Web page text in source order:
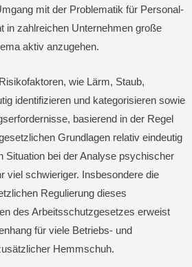
mit der Problematik für Personal-
in zahlreichen Unternehmen große
aktiv anzugehen.
wie Lärm, Staub,
identifizieren und kategorisieren sowie
basierend in der Regel
Grundlagen relativ eindeutig
Situation bei der Analyse psychischer
viel schwieriger. Insbesondere die
Regulierung dieses
des Arbeitsschutzgesetzes erweist
für viele Betriebs- und
Hemmschuh.